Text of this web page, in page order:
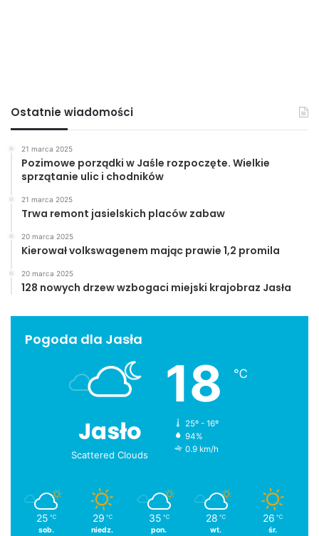
Ostatnie wiadomości
21 marca 2025
Pozimowe porządki w Jaśle rozpoczęte. Wielkie
sprzątanie ulic i chodników
21 marca 2025
Trwa remont jasielskich placów zabaw
20 marca 2025
Kierował volkswagenem mając prawie 1,2 promila
20 marca 2025
128 nowych drzew wzbogaci miejski krajobraz Jasła
Pogoda dla Jasła
Jasło
Scattered Clouds
18 ℃
25º - 16º
94%
0.9 km/h
25 ℃
sob.
29 ℃
niedz.
35 ℃
pon.
28 ℃
wt.
26 ℃
śr.